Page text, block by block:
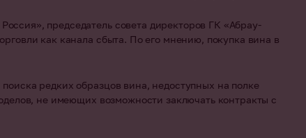
председатель совета директоров ГК «Абрау-
как канала сбыта. По его мнению, покупка вина в
редких образцов вина, недоступных на полке
не имеющих возможности заключать контракты с